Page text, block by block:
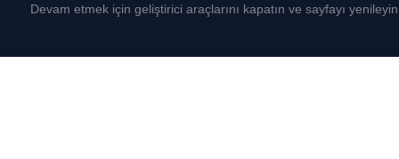
Devam etmek için geliştirici araçlarını kapatın ve sayfayı